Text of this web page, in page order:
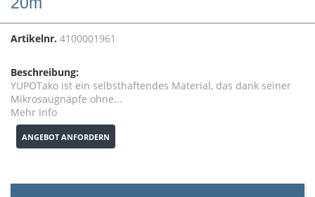
Artikelnr. 4100001961
Beschreibung:
YUPOTako ist ein selbsthaftendes Material, das dank seiner
Mikrosaugnäpfe ohne...
Mehr Info
ANGEBOT ANFORDERN